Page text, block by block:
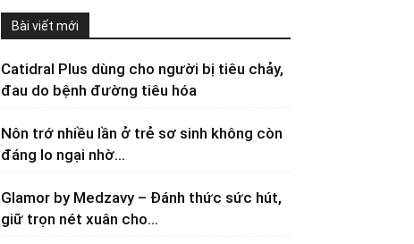
Bài viết mới
Catidral Plus dùng cho người bị tiêu chảy,
đau do bệnh đường tiêu hóa
Nôn trớ nhiều lần ở trẻ sơ sinh không còn
đáng lo ngại nhờ...
Glamor by Medzavy – Đánh thức sức hút,
giữ trọn nét xuân cho...